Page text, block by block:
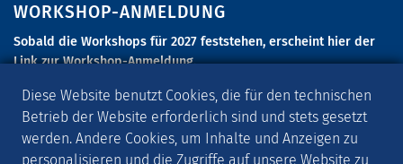
WORKSHOP-ANMELDUNG
Sobald die Workshops für 2027 feststehen, erscheint hier der
Link zur Workshop-Anmeldung.
SCHORNDORFER GITARRENTAGE 2027
Die Schorndorfer Gitarrentage 2027 finden vom 6. Mai - 9. Mai
2027 statt.
Diese Website benutzt Cookies, die für den technischen
Betrieb der Website erforderlich sind und stets gesetzt
werden. Andere Cookies, um Inhalte und Anzeigen zu
personalisieren und die Zugriffe auf unsere Website zu